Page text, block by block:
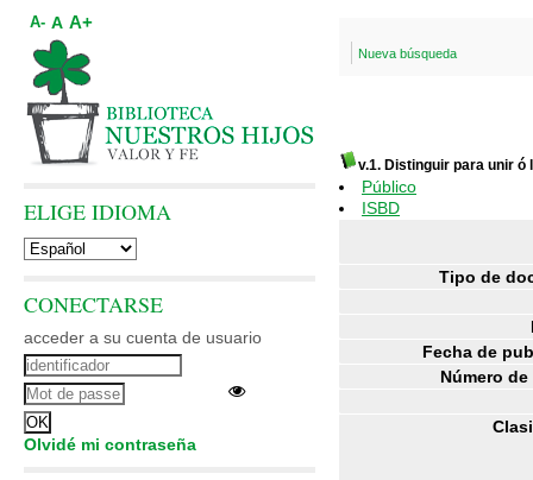
Nueva búsqueda
v.1. Distinguir para unir ó
Público
ISBD
Tipo de
Fecha de
Número
A- A A+
ELIGE IDIOMA
CONECTARSE
acceder a su cuenta de usuario
Olvidé mi contraseña